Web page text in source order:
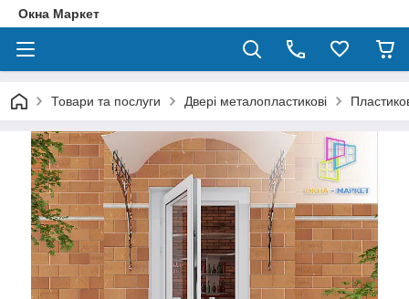
Окна Маркет
Товари та послуги Двері металопластикові